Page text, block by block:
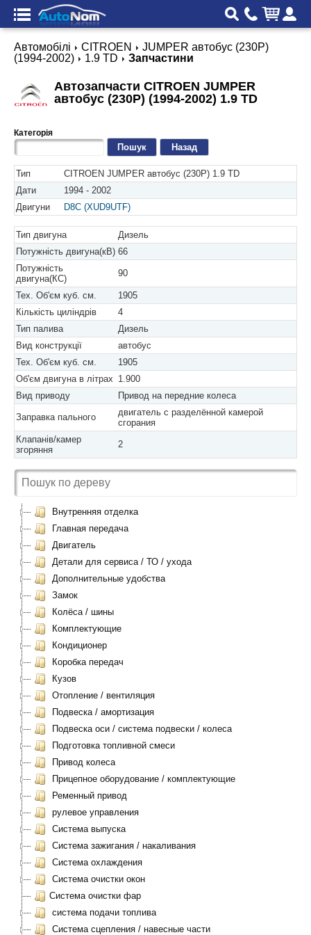
Автомобілі CITROEN
JUMPER автобус (230P)
(1994-2002)
1.9 TD Запчастини
Автозапчасти CITROEN JUMPER
автобус (230P) (1994-2002) 1.9 TD
Категорія
Назад
Тип
CITROEN JUMPER автобус (230P) 1.9 TD
Дати
1994 - 2002
Двигуни
D8C (XUD9UTF)
Тип двигуна
Дизель
Потужність двигуна(кВ) 66
Потужність
двигуна(КС)
90
Тех. Об'єм куб. см.
1905
Кількість циліндрів
4
Тип палива
Дизель
Вид конструкції
автобус
Тех. Об'єм куб. см.
1905
Об'єм двигуна в літрах 1.900
Вид приводу
Привод на передние колеса
Заправка пального
двигатель с разделённой камерой
сгорания
Клапанів/камер
згоряння
2
Внутренняя отделка
Главная передача
Двигатель
Детали для сервиса / ТО / ухода
Дополнительные удобства
Замок
Колёса / шины
Комплектующие
Кондиционер
Коробка передач
Кузов
Отопление / вентиляция
Подвеска / амортизация
Подвеска оси / система подвески / колеса
Подготовка топливной смеси
Привод колеса
Прицепное оборудование / комплектующие
Ременный привод
рулевое управления
Система выпуска
Система зажигания / накаливания
Система охлаждения
Система очистки окон
Система очистки фар
система подачи топлива
Система сцепления / навесные части